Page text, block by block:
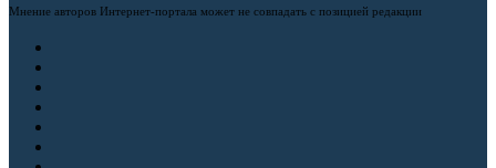
Мнение авторов Интернет-портала может не совпадать с позицией редакции